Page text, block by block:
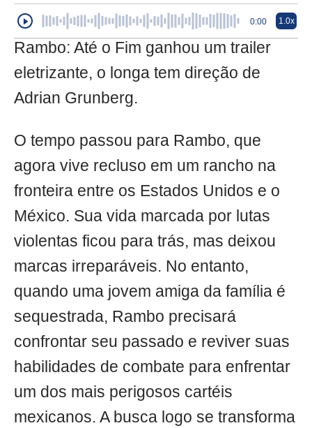
0:00 1.0x
Rambo: Até o Fim ganhou um trailer
eletrizante, o longa tem direção de
Adrian Grunberg.
O tempo passou para Rambo, que
agora vive recluso em um rancho na
fronteira entre os Estados Unidos e o
México. Sua vida marcada por lutas
violentas ficou para trás, mas deixou
marcas irreparáveis. No entanto,
quando uma jovem amiga da família é
sequestrada, Rambo precisará
confrontar seu passado e reviver suas
habilidades de combate para enfrentar
um dos mais perigosos cartéis
mexicanos. A busca logo se transforma